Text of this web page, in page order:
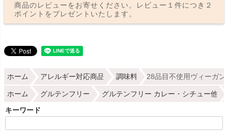
商品のレビューをお寄せください。レビュー１件につき２
ポイントをプレゼントいたします。
ホーム アレルギー対応商品 調味料 28品目不使用ヴィーガ
ホーム グルテンフリー グルテンフリー カレー・シチュー他
キーワード